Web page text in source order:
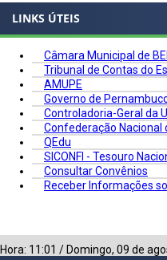
LINKS ÚTEIS
Câmara Municipal de
Tribunal de Contas do
AMUPE
Governo de
Controladoria-Geral da
Confederação Nacional
QEdu
SICONFI - Tesouro
Consultar Convênios
Receber Informações
Hora: 11:01 / Domingo, 09 de